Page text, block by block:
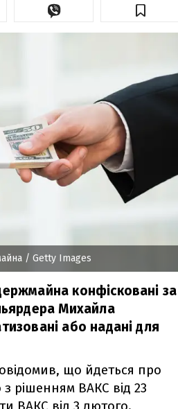
/ Getty Images
конфісковані за
Михайла
або надані для
що йдеться про
з рішенням ВАКС від 23